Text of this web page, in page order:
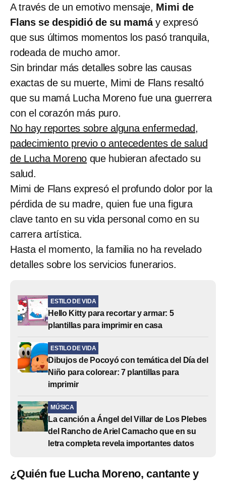
A través de un emotivo mensaje, Mimi de
Flans se despidió de su mamáy expresó
que sus últimos momentos los pasó tranquila,
rodeada de mucho amor.
Sin brindar más detalles sobre las causas
exactas de su muerte, Mimi de Flans resaltó
que su mamá Lucha Moreno fue una guerrera
con el corazón más puro.
No hay reportes sobre alguna enfermedad,
padecimiento previo o antecedentes de salud
de Lucha Moreno que hubieran afectado su
salud.
Mimi de Flans expresó el profundo dolor por la
pérdida de su madre, quien fue una figura
clave tanto en su vida personal como en su
carrera artística.
Hasta el momento, la familia no ha revelado
detalles sobre los servicios funerarios.
ESTILO DE VIDA
Hello Kitty para recortar y armar: 5
plantillas para imprimir en casa
ESTILO DE VIDA
Dibujos de Pocoyó con temática del Día del
Niño para colorear: 7 plantillas para
imprimir
MÚSICA
La canción a Ángel del Villar de Los Plebes
del Rancho de Ariel Camacho que en su
letra completa revela importantes datos
¿Quién fue Lucha Moreno, cantante y